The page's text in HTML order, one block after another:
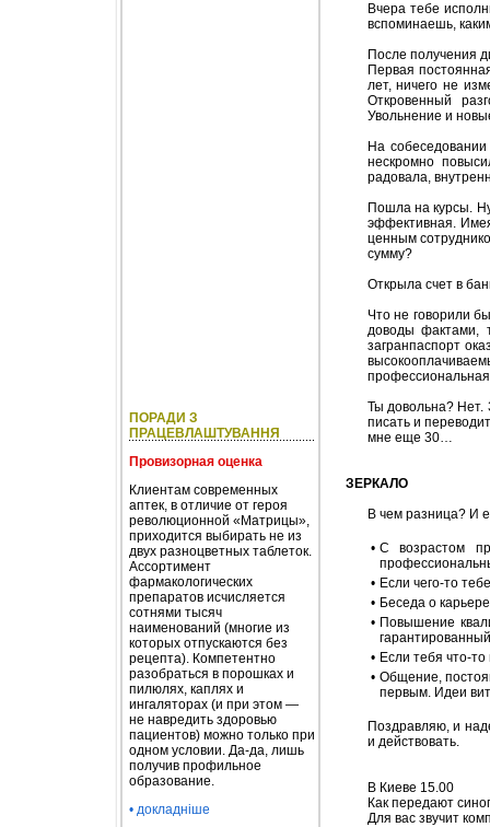
ПОРАДИ З
ПРАЦЕВЛАШТУВАННЯ
Провизорная оценка
Клиентам современных
аптек, в отличие от героя
революционной «Матрицы»,
приходится выбирать не из
двух разноцветных таблеток.
Ассортимент
фармакологических
препаратов исчисляется
сотнями тысяч
наименований (многие из
которых отпускаются без
рецепта). Компетентно
разобраться в порошках и
пилюлях, каплях и
ингаляторах (и при этом —
не навредить здоровью
пациентов) можно только при
одном условии. Да-да, лишь
получив профильное
образование.
• докладніше
Вчера тебе
вспоминаешь,
После получения
Первая
лет, ничего не
Откровенный
Увольнение и
На
нескромно
радовала,
Пошла на курсы.
эффективная.
ценным
сумму?
Открыла счет в
Что не говорили
доводы фактами,
загранпаспорт
профессиональная
Ты довольна? Нет.
писать и
мне еще 30…
ЗЕРКАЛО
В чем разница? И
• С возрастом
• Если чего-то
• Беседа о
• Повышение
• Если тебя что-
• Общение,
первым. Идеи
Поздравляю, и
и действовать.
В Киеве 15.00
Как передают
Для вас звучит